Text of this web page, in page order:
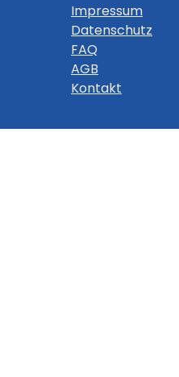
Impressum
Datenschutz
FAQ
AGB
Kontakt